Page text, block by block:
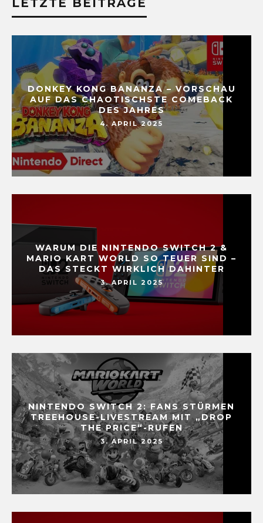
LETZTE BEITRÄGE
DONKEY KONG BANANZA – VORSCHAU
AUF DAS CHAOTISCHSTE COMEBACK
DES JAHRES
4. APRIL 2025
WARUM DIE NINTENDO SWITCH 2 &
MARIO KART WORLD SO TEUER SIND –
DAS STECKT WIRKLICH DAHINTER
3. APRIL 2025
NINTENDO SWITCH 2: FANS STÜRMEN
TREEHOUSE-LIVESTREAM MIT „DROP
THE PRICE“-RUFEN
3. APRIL 2025